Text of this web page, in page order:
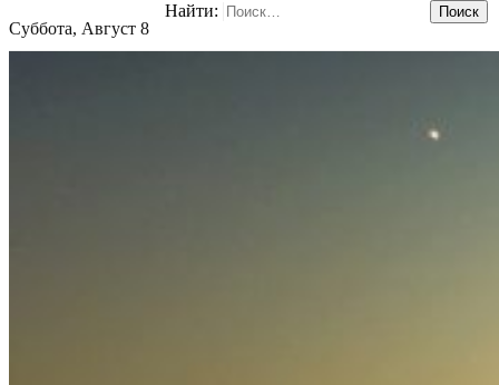
Суббота, Август 8
Найти: